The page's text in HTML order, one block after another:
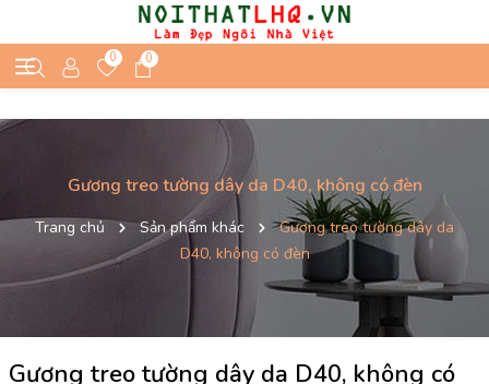
0 0
Gương treo tường dây da D40, không có đèn
Trang chủ Sản phẩm khác
Gương treo tường dây da
D40, không có đèn
Gương treo tường dây da D40, không có